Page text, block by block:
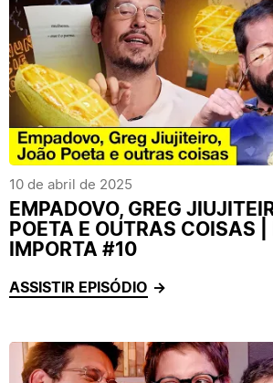
10 de abril de 2025
EMPADOVO, GREG
POETA E OUTRAS COISAS |
IMPORTA #10
ASSISTIR EPISÓDIO